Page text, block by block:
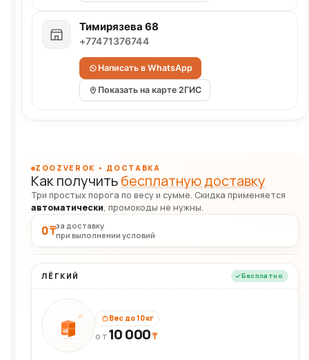
Тимирязева 68
+77471376744
Написать в WhatsApp
Показать на карте 2ГИС
ZOOZVEROK • ДОСТАВКА
Как получитьбесплатную доставку
Три простых порога по весу и сумме. Скидка применяется
автоматически, промокоды не нужны.
0 ₸за доставку
при выполнении условий
ЛЁГКИЙ Бесплатно
10кг
Вес до 10 кг
ОТ 10 000₸